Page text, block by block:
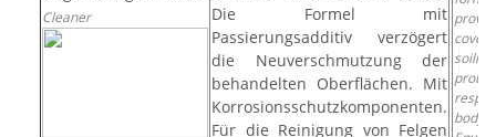
Cleaner
Die Formel mit
Passierungsadditiv verzögert
die Neuverschmutzung der
behandelten Oberflächen. Mit
Korrosionsschutzkomponenten.
Für die Reinigung von Felgen